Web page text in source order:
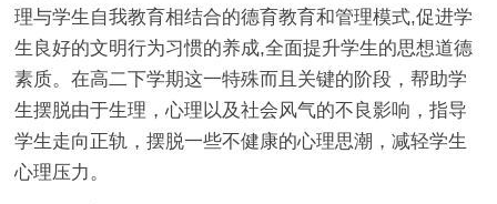
理与学生自我教育相结合的德育教育和管理模式,促进学
生良好的文明行为习惯的养成,全面提升学生的思想道德
素质。在高二下学期这一特殊而且关键的阶段，帮助学
生摆脱由于生理，心理以及社会风气的不良影响，指导
学生走向正轨，摆脱一些不健康的心理思潮，减轻学生
心理压力。